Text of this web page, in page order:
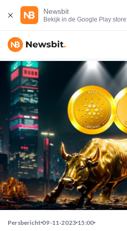
Newsbit
Bekijk in de Google Play store
Persbericht 09-11-2023 15:00